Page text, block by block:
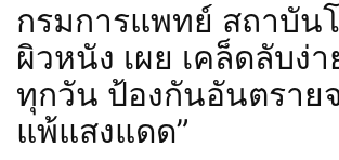
กรมการแพทย์ สถาบัน
ผิวหนัง เผย เคล็ดลับง่
ทุกวัน ป้องกันอันตราย
แพ้แสงแดด”